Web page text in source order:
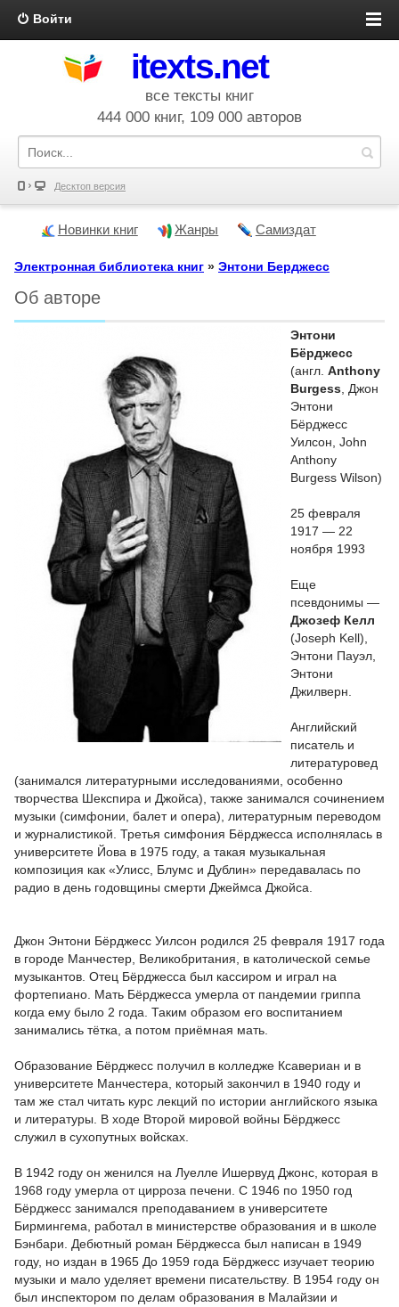
Войти
itexts.net
все тексты книг
444 000 книг, 109 000 авторов
Десктоп версия
Новинки книг Жанры Самиздат
Электронная библиотека книг » Энтони Берджесс
Об авторе
Энтони
Бёрджесс
(англ. Anthony
Burgess , Джон
Энтони
Бёрджесс
Уилсон, John
Anthony
Burgess Wilson)
25 февраля
1917 — 22
ноября 1993
Еще
псевдонимы —
Джозеф Келл
(Joseph Kell),
Энтони Пауэл,
Энтони
Джилверн.
Английский
писатель и
литературовед
(занимался литературными исследованиями, особенно
творчества Шекспира и Джойса), также занимался сочинением
музыки (симфонии, балет и опера), литературным переводом
и журналистикой. Третья симфония Бёрджесса исполнялась в
университете Йова в 1975 году, а такая музыкальная
композиция как «Улисс, Блумс и Дублин» передавалась по
радио в день годовщины смерти Джеймса Джойса.
Джон Энтони Бёрджесс Уилсон родился 25 февраля 1917 года
в городе Манчестер, Великобритания, в католической семье
музыкантов. Отец Бёрджесса был кассиром и играл на
фортепиано. Мать Бёрджесса умерла от пандемии гриппа
когда ему было 2 года. Таким образом его воспитанием
занимались тётка, а потом приёмная мать.
Образование Бёрджесс получил в колледже Ксавериан и в
университете Манчестера, который закончил в 1940 году и
там же стал читать курс лекций по истории английского языка
и литературы. В ходе Второй мировой войны Бёрджесс
служил в сухопутных войсках.
В 1942 году он женился на Луелле Ишервуд Джонс, которая в
1968 году умерла от цирроза печени. С 1946 по 1950 год
Бёрджесс занимался преподаванием в университете
Бирмингема, работал в министерстве образования и в школе
Бэнбари. Дебютный роман Бёрджесса был написан в 1949
году, но издан в 1965 До 1959 года Бёрджесс изучает теорию
музыки и мало уделяет времени писательству. В 1954 году он
был инспектором по делам образования в Малайзии и